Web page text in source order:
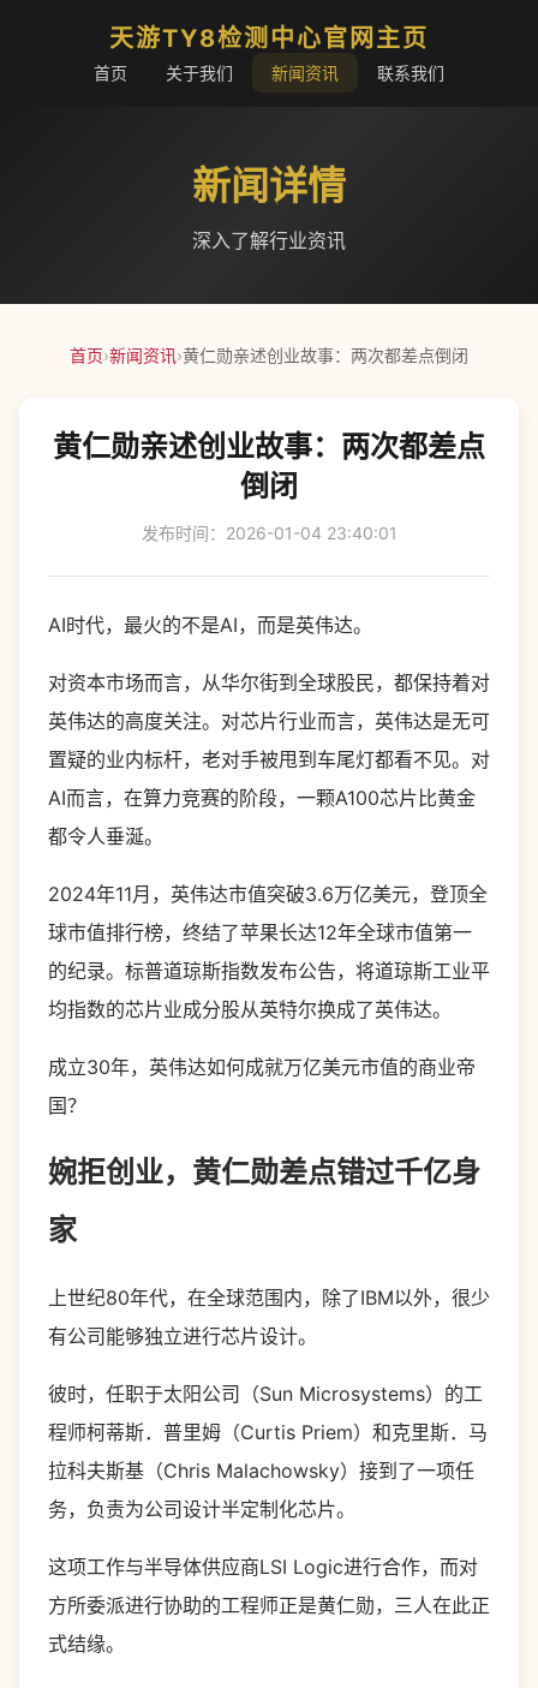
天游TY8检测中心官网主页
首页 关于我们 新闻资讯 联系我们
新闻详情
深入了解行业资讯
首页›新闻资讯›黄仁勋亲述创业故事：两次都差点倒闭
黄仁勋亲述创业故事：两次都差点
倒闭
发布时间：2026-01-04 23:40:01
AI时代，最火的不是AI，而是英伟达。
对资本市场而言，从华尔街到全球股民，都保持着对
英伟达的高度关注。对芯片行业而言，英伟达是无可
置疑的业内标杆，老对手被甩到车尾灯都看不见。对
AI而言，在算力竞赛的阶段，一颗A100芯片比黄金
都令人垂涎。
2024年11月，英伟达市值突破3.6万亿美元，登顶全
球市值排行榜，终结了苹果长达12年全球市值第一
的纪录。标普道琼斯指数发布公告，将道琼斯工业平
均指数的芯片业成分股从英特尔换成了英伟达。
成立30年，英伟达如何成就万亿美元市值的商业帝
国？
婉拒创业，黄仁勋差点错过千亿身
家
上世纪80年代，在全球范围内，除了IBM以外，很少
有公司能够独立进行芯片设计。
彼时，任职于太阳公司（Sun Microsystems）的工
程师柯蒂斯．普里姆（Curtis Priem）和克里斯．马
拉科夫斯基（Chris Malachowsky）接到了一项任
务，负责为公司设计半定制化芯片。
这项工作与半导体供应商LSI Logic进行合作，而对
方所委派进行协助的工程师正是黄仁勋，三人在此正
式结缘。